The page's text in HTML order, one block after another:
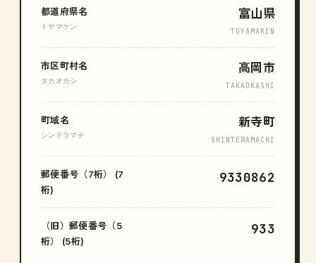
都道府県名
トヤマケン
富山県
TOYAMAKEN
市区町村名
タカオカシ
高岡市
TAKAOKASHI
町域名
シンテラマチ
新寺町
SHINTERAMACHI
郵便番号（7桁） (7
桁)
9330862
（旧）郵便番号（5
桁） (5桁)
933